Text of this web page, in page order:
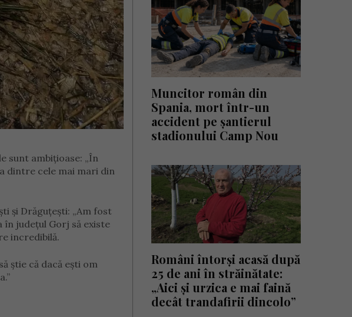
sunt ambițioase: „În
dintre cele mai mari din
și Drăguțești: „Am fost
în județul Gorj să existe
incredibilă.
știe că dacă ești om
Muncitor român din
Spania, mort într-un
accident pe șantierul
stadionului Camp Nou
Români întorși acasă după
25 de ani în străinătate:
„Aici și urzica e mai faină
decât trandafirii dincolo”